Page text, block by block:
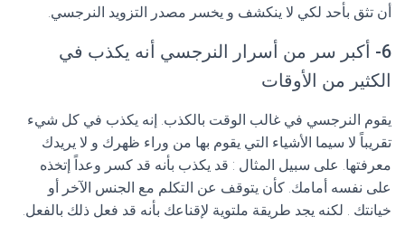
أن تثق بأحد لكي لا ينكشف و يخسر مصدر التزويد النرجسي.
6- أكبر سر من أسرار النرجسي أنه يكذب في
الكثير من الأوقات
يقوم النرجسي في غالب الوقت بالكذب. إنه يكذب في كل شيء
تقريباً لا سيما الأشياء التي يقوم بها من وراء ظهرك و لا يريدك
معرفتها. على سبيل المثال : قد يكذب بأنه قد كسر وعداً إتخذه
على نفسه أمامك. كأن يتوقف عن التكلم مع الجنس الآخر أو
خيانتك . لكنه يجد طريقة ملتوية لإقناعك بأنه قد فعل ذلك بالفعل.